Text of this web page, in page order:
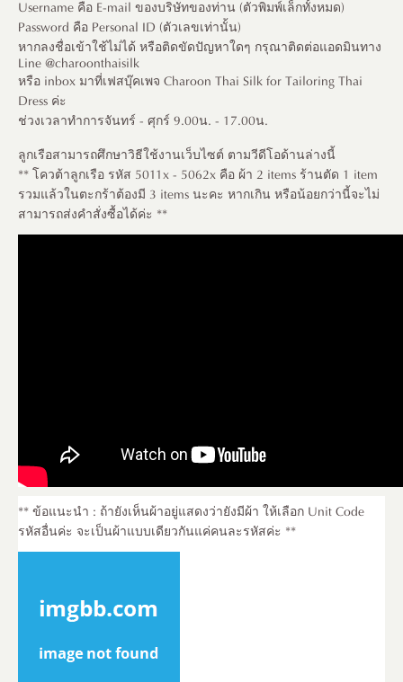
Username คือ E-mail ของบริษัทของท่าน (ตัวพิมพ์เล็กทั้งหมด)
Password คือ Personal ID (ตัวเลขเท่านั้น)
หากลงชื่อเข้าใช้ไม่ได้ หรือติดขัดปัญหาใดๆ กรุณาติดต่อแอดมินทาง
Line @charoonthaisilk
หรือ inbox มาที่เฟสบุ๊คเพจ Charoon Thai Silk for Tailoring Thai
Dress ค่ะ
ช่วงเวลาทำการจันทร์ - ศุกร์ 9.00น. - 17.00น.
ลูกเรือสามารถศึกษาวิธีใช้งานเว็บไซต์ ตามวีดีโอด้านล่างนี้
** โควต้าลูกเรือ รหัส 5011x - 5062x คือ ผ้า 2 items ร้านตัด 1 item
รวมแล้วในตะกร้าต้องมี 3 items นะคะ หากเกิน หรือน้อยกว่านี้จะไม่
สามารถส่งคำสั่งซื้อได้ค่ะ **
** ข้อแนะนำ : ถ้ายังเห็นผ้าอยู่แสดงว่ายังมีผ้า ให้เลือก Unit Code
รหัสอื่นค่ะ จะเป็นผ้าแบบเดียวกันแค่คนละรหัสค่ะ **